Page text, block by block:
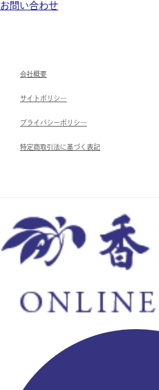
お問い合わせ
会社概要
サイトポリシ―
ブライパシーポリシ―
特定商取引法に基づく表記